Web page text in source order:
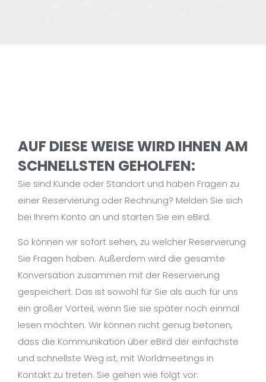
AUF DIESE WEISE WIRD IHNEN AM
SCHNELLSTEN GEHOLFEN:
Sie sind Kunde oder Standort und haben Fragen zu
einer Reservierung oder Rechnung? Melden Sie sich
bei Ihrem Konto an und starten Sie ein eBird.
So können wir sofort sehen, zu welcher Reservierung
Sie Fragen haben. Außerdem wird die gesamte
Konversation zusammen mit der Reservierung
gespeichert. Das ist sowohl für Sie als auch für uns
ein großer Vorteil, wenn Sie sie später noch einmal
lesen möchten. Wir können nicht genug betonen,
dass die Kommunikation über eBird der einfachste
und schnellste Weg ist, mit Worldmeetings in
Kontakt zu treten. Sie gehen wie folgt vor: